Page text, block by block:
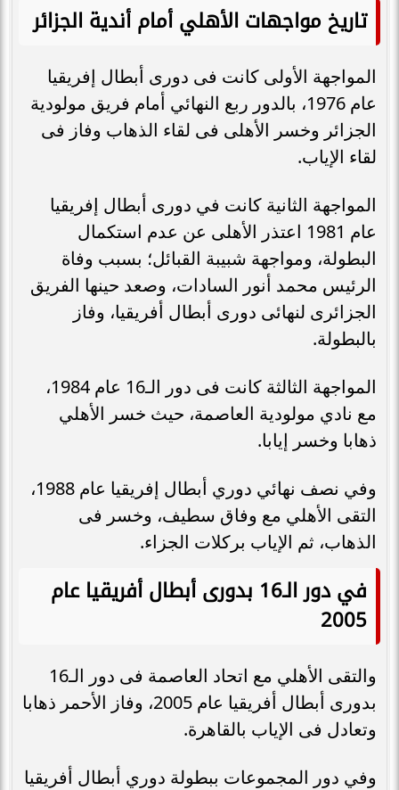
تاريخ مواجهات الأهلي أمام أندية الجزائر
المواجهة الأولى كانت فى دورى أبطال إفريقيا
عام 1976، بالدور ربع النهائي أمام فريق مولودية
الجزائر وخسر الأهلى فى لقاء الذهاب وفاز فى
لقاء الإياب.
المواجهة الثانية كانت في دورى أبطال إفريقيا
عام 1981 اعتذر الأهلى عن عدم استكمال
البطولة، ومواجهة شبيبة القبائل؛ بسبب وفاة
الرئيس محمد أنور السادات، وصعد حينها الفريق
الجزائرى لنهائى دورى أبطال أفريقيا، وفاز
بالبطولة.
المواجهة الثالثة كانت فى دور الـ16 عام 1984،
مع نادي مولودية العاصمة، حيث خسر الأهلي
ذهابا وخسر إيابا.
وفي نصف نهائي دوري أبطال إفريقيا عام 1988،
التقى الأهلي مع وفاق سطيف، وخسر فى
الذهاب، ثم الإياب بركلات الجزاء.
في دور الـ16 بدورى أبطال أفريقيا عام
2005
والتقى الأهلي مع اتحاد العاصمة فى دور الـ16
بدورى أبطال أفريقيا عام 2005، وفاز الأحمر ذهابا
وتعادل فى الإياب بالقاهرة.
وفي دور المجموعات ببطولة دوري أبطال أفريقيا